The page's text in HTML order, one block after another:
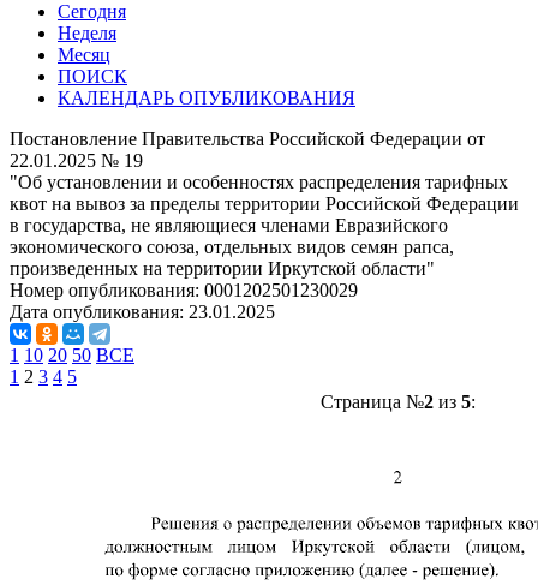
Сегодня
Неделя
Месяц
ПОИСК
КАЛЕНДАРЬ ОПУБЛИКОВАНИЯ
Постановление Правительства Российской Федерации от
22.01.2025 № 19
"Об установлении и особенностях распределения тарифных
квот на вывоз за пределы территории Российской Федерации
в государства, не являющиеся членами Евразийского
экономического союза, отдельных видов семян рапса,
произведенных на территории Иркутской области"
Номер опубликования: 0001202501230029
Дата опубликования: 23.01.2025
1 10 20 50 ВСЕ
1 2 3 4 5
Страница №2из 5: